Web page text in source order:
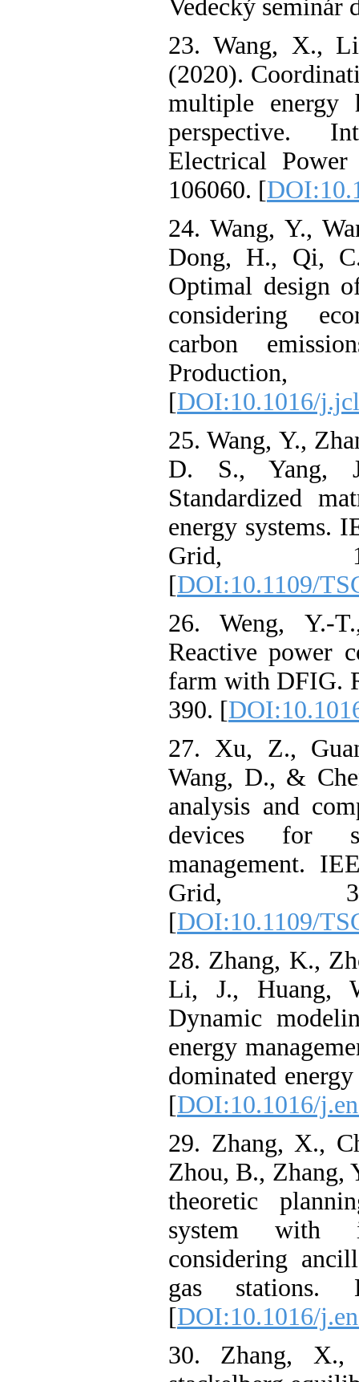
Vedecký
23. Wang,
(2020).
multiple
Electrical
106060. [
24. Wang, Y.,
Dong, H.,
Optimal
considering
carbon
[DOI:10.1016/
25. Wang, Y.,
D. S.,
Standardized
energy
Grid,
[DOI:10.1109/
26. Weng,
Reactive
farm with
390. [
27. Xu, Z.,
Wang, D., &
analysis and
devices
management.
Grid,
[DOI:10.1109/
28. Zhang,
Li, J.,
Dynamic
energy
dominated
[DOI:10.1016/
29. Zhang,
Zhou, B.,
theoretic
system with
considering
gas
[DOI:10.1016/
30. Zhang,